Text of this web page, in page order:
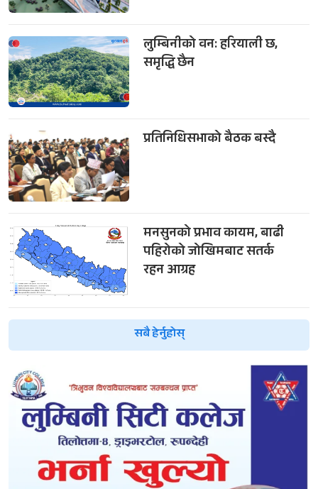
लुम्बिनीको वन: हरियाली छ,
समृद्धि छैन
प्रतिनिधिसभाको बैठक बस्दै
मनसुनको प्रभाव कायम, बाढी
पहिरोको जोखिमबाट सतर्क
रहन आग्रह
सबै हेर्नुहोस्